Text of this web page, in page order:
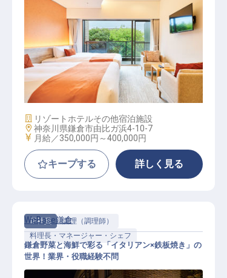
宿泊マネージャー候補│由比ヶ浜駅3
分／月給35～40万円／残業月10h
施設業態
リゾートホテルその他宿泊施設
勤務地
神奈川県鎌倉市由比ガ浜4-10-7
給与
月給／350,000円～400,000円
キープする 詳しく見る
正社員
調理（調理師）
料理長・マネージャー・シェフ
WeBase鎌倉
鎌倉野菜と海鮮で彩る「イタリアン×鉄板焼き」の
世界！業界・役職経験不問